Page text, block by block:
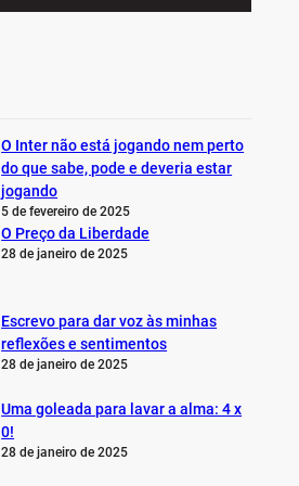
O Inter não está jogando nem perto
do que sabe, pode e deveria estar
jogando
5 de fevereiro de 2025
O Preço da Liberdade
28 de janeiro de 2025
Escrevo para dar voz às minhas
reflexões e sentimentos
28 de janeiro de 2025
Uma goleada para lavar a alma: 4 x
0!
28 de janeiro de 2025